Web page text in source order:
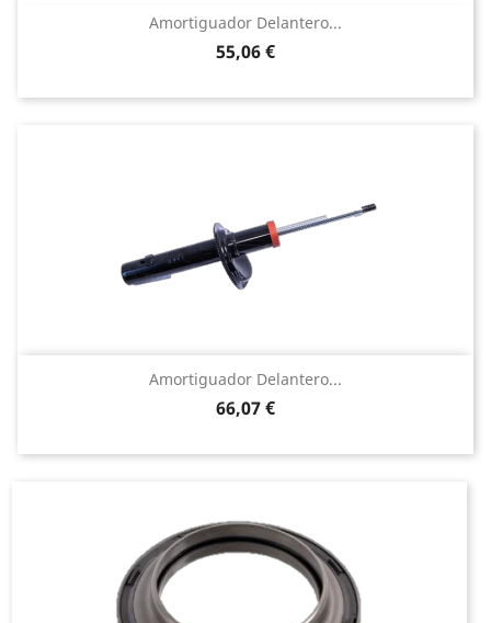
Amortiguador Delantero...
Precio
55,06 €
Amortiguador Delantero...
Precio
66,07 €